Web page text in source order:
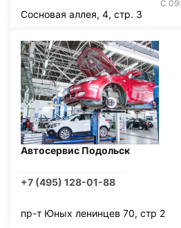
С
Сосновая аллея, 4, стр. 3
Автосервис Подольск
+7 (495) 128-01-88
пр-т Юных ленинцев 70, стр 2